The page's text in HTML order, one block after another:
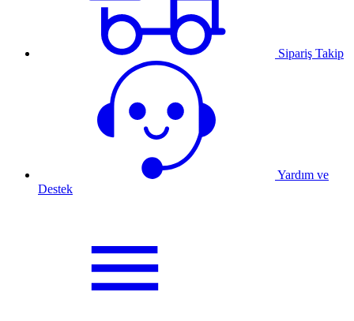
Sipariş Takip
Yardım ve
Destek